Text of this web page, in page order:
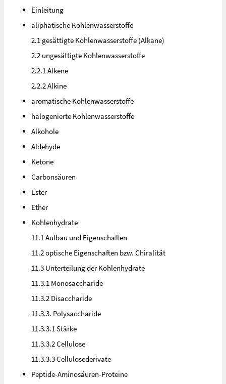
Einleitung
aliphatische Kohlenwasserstoffe
2.1 gesättigte Kohlenwasserstoffe (Alkane)
2.2 ungesättigte Kohlenwasserstoffe
2.2.1 Alkene
2.2.2 Alkine
aromatische Kohlenwasserstoffe
halogenierte Kohlenwasserstoffe
Alkohole
Aldehyde
Ketone
Carbonsäuren
Ester
Ether
Kohlenhydrate
11.1 Aufbau und Eigenschaften
11.2 optische Eigenschaften bzw. Chiralität
11.3 Unterteilung der Kohlenhydrate
11.3.1 Monosaccharide
11.3.2 Disaccharide
11.3.3. Polysaccharide
11.3.3.1 Stärke
11.3.3.2 Cellulose
11.3.3.3 Cellulosederivate
Peptide-Aminosäuren-Proteine